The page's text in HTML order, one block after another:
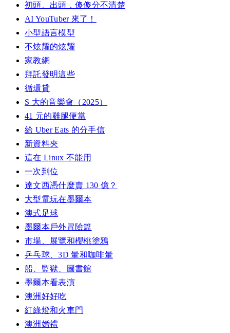
初頭、出頭，傻傻分不清楚
AI YouTuber 來了！
小型語言模型
不炫耀的炫耀
家教網
拜託發明這些
循環貸
S 大的音樂會（2025）
41 元的雞腿便當
給 Uber Eats 的分手信
新資料夾
這在 Linux 不能用
一次到位
達文西憑什麼賣 130 億？
大型電玩在墨爾本
澳式足球
墨爾本戶外冒險篇
市場、展覽和櫻桃塗鴉
乒乓球、3D 暈和咖啡暈
船、監獄、圖書館
墨爾本看表演
澳洲好好吃
紅綠燈和火車門
澳洲婚禮